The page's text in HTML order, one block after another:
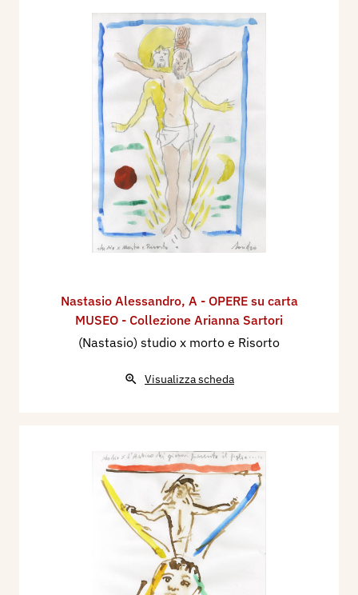
Nastasio Alessandro, A - OPERE su carta
MUSEO - Collezione Arianna Sartori
(Nastasio) studio x morto e Risorto
Visualizza scheda